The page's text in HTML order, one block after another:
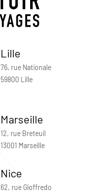
Lille
76, rue Nationale
59800 Lille
Marseille
12, rue Breteuil
13001 Marseille
Nice
62, rue Gioffredo